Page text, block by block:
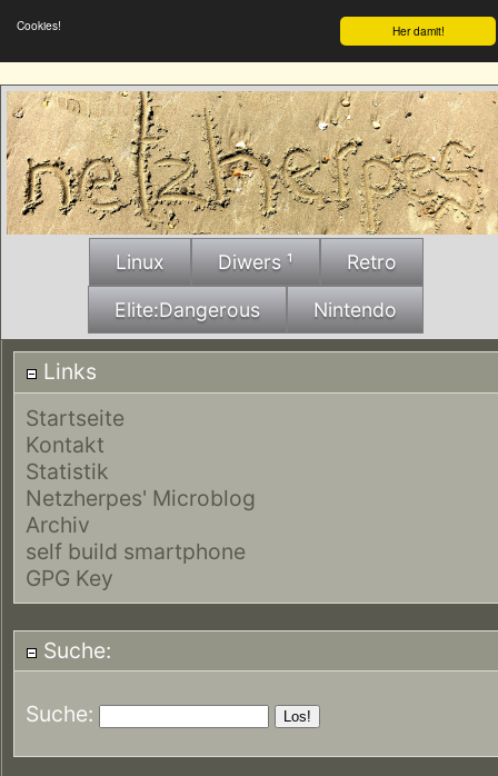
Her damit!
Cookies!
Linux Diwers ¹ Retro
Elite:Dangerous Nintendo
Links
Startseite
Kontakt
Statistik
Netzherpes' Microblog
Archiv
self build smartphone
GPG Key
Suche:
Suche: